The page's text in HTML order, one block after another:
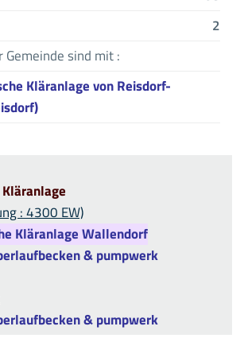
2
Gemeinde sind mit :
Kläranlage von Reisdorf-
: 4300 EW)
Biologische Kläranlage Wallendorf
& pumpwerk
& pumpwerk